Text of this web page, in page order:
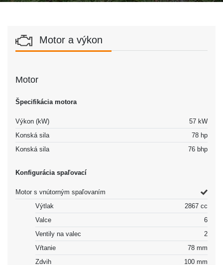
Motor a výkon
Motor
Špecifikácia motora
Výkon (kW)
57 kW
Konská sila
78 hp
Konská sila
76 bhp
Konfigurácia spaľovací
Motor s vnútorným spaľovaním
Výtlak
2867 cc
Valce
6
Ventily na valec
2
Vŕtanie
78 mm
Zdvih
100 mm